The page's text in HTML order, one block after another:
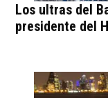
Los ultras del
presidente del